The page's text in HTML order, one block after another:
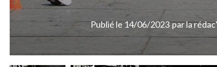
Publié le 14/06/2023 parla rédac'